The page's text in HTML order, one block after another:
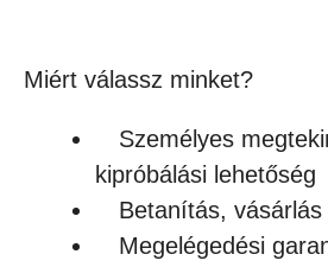
Miért válassz minket?
Személyes
kipróbálási lehetőség
Betanítás,
Megelégedési